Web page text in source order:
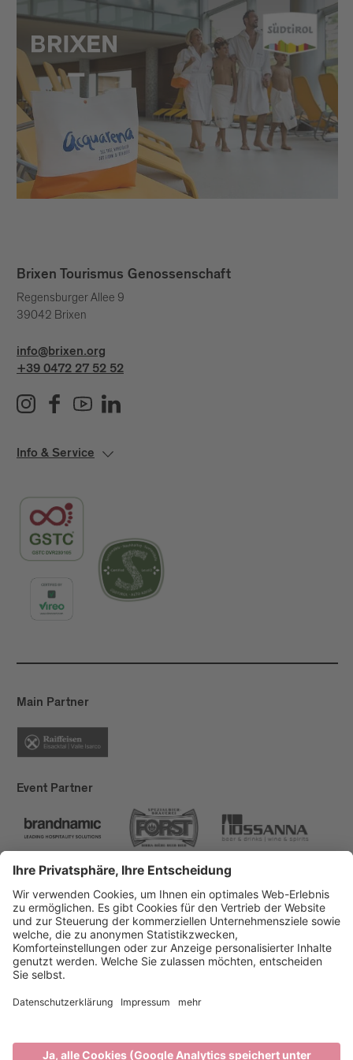
Brixen Tourismus Genossenschaft
Regensburger Allee 9
39042 Brixen
info@brixen.org
+39 0472 27 52 52
Info & Service
Main Partner
Event Partner
Brixen Tourismus
Privacy
Impressum
Förderungen
produced by